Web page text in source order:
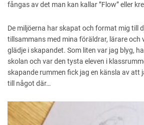
fångas av det man kan kallar ”Flow” eller
De miljöerna har skapat och format mig till
tillsammans med mina föräldrar, lärare och
glädje i skapandet. Som liten var jag blyg,
skolan och var den tysta eleven i
skapande rummen fick jag en känsla av att
till något där…